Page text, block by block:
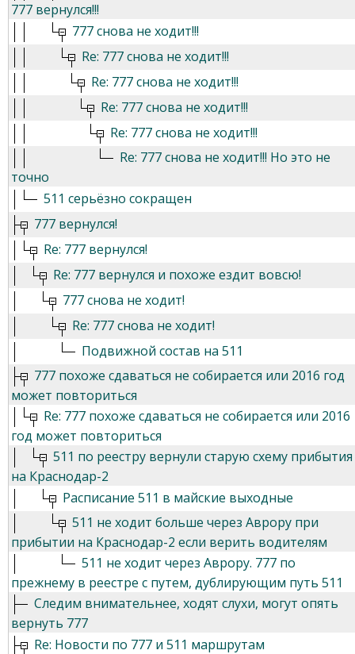
777 вернулся!!!
777 снова не ходит!!!
Re: 777 снова не ходит!!!
Re: 777 снова не ходит!!!
Re: 777 снова не ходит!!!
Re: 777 снова не ходит!!!
Re: 777 снова не ходит!!! Но это не
точно
511 серьёзно сокращен
777 вернулся!
Re: 777 вернулся!
Re: 777 вернулся и похоже ездит вовсю!
777 снова не ходит!
Re: 777 снова не ходит!
Подвижной состав на 511
777 похоже сдаваться не собирается или 2016 год
может повториться
Re: 777 похоже сдаваться не собирается или 2016
год может повториться
511 по реестру вернули старую схему прибытия
на Краснодар-2
Расписание 511 в майские выходные
511 не ходит больше через Аврору при
прибытии на Краснодар-2 если верить водителям
511 не ходит через Аврору. 777 по
прежнему в реестре с путем, дублирующим путь 511
Следим внимательнее, ходят слухи, могут опять
вернуть 777
Re: Новости по 777 и 511 маршрутам